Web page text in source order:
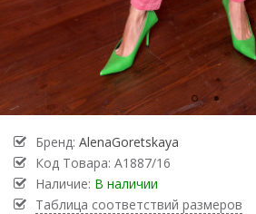
Бренд: AlenaGoretskaya
Код Товара: A1887/16
Наличие: В наличии
Таблица соответствий размеров